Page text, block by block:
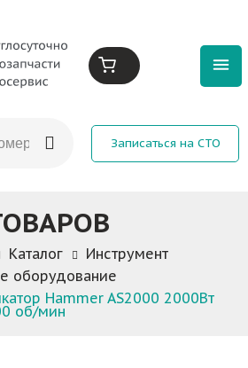
Записаться на СТО
Каталог
Инструмент
оборудование
Hammer AS2000 2000Вт
об/мин